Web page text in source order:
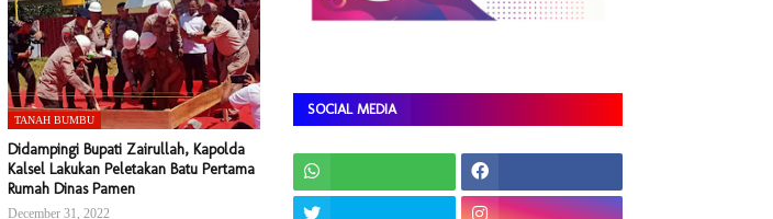
TANAH BUMBU
Didampingi Bupati Zairullah, Kapolda
Kalsel Lakukan Peletakan Batu Pertama
Rumah Dinas Pamen
December 31, 2022
SOCIAL MEDIA